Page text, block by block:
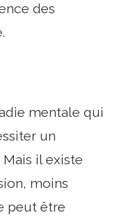
des
mentale qui
un
il existe
moins
peut être